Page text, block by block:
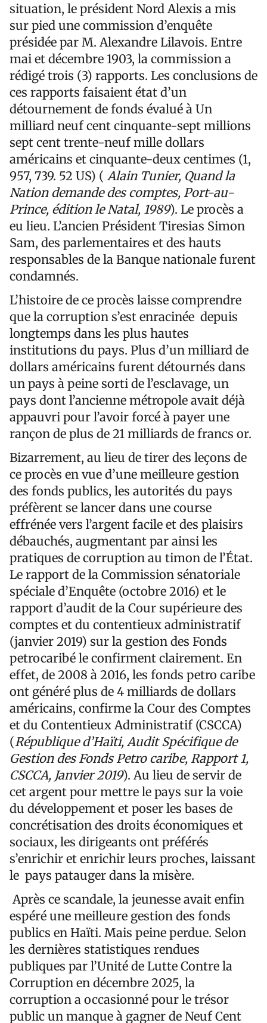
situation, le président Nord Alexis a mis
sur pied une commission d’enquête
présidée par M. Alexandre Lilavois. Entre
mai et décembre 1903, la commission a
rédigé trois (3) rapports. Les conclusions de
ces rapports faisaient état d’un
détournement de fonds évalué à Un
milliard neuf cent cinquante-sept millions
sept cent trente-neuf mille dollars
américains et cinquante-deux centimes (1,
957, 739. 52 US) ( Alain Tunier, Quand la
Nation demande des comptes, Port-au-
Prince, édition le Natal, 1989). Le procès a
eu lieu. L’ancien Président Tiresias Simon
Sam, des parlementaires et des hauts
responsables de la Banque nationale furent
condamnés.
L’histoire de ce procès laisse comprendre
que la corruption s’est enracinée depuis
longtemps dans les plus hautes
institutions du pays. Plus d’un milliard de
dollars américains furent détournés dans
un pays à peine sorti de l’esclavage, un
pays dont l’ancienne métropole avait déjà
appauvri pour l’avoir forcé à payer une
rançon de plus de 21 milliards de francs or.
Bizarrement, au lieu de tirer des leçons de
ce procès en vue d’une meilleure gestion
des fonds publics, les autorités du pays
préfèrent se lancer dans une course
effrénée vers l’argent facile et des plaisirs
débauchés, augmentant par ainsi les
pratiques de corruption au timon de l’État.
Le rapport de la Commission sénatoriale
spéciale d’Enquête (octobre 2016) et le
rapport d’audit de la Cour supérieure des
comptes et du contentieux administratif
(janvier 2019) sur la gestion des Fonds
petrocaribé le confirment clairement. En
effet, de 2008 à 2016, les fonds petro caribe
ont généré plus de 4 milliards de dollars
américains, confirme la Cour des Comptes
et du Contentieux Administratif (CSCCA)
(République d’Haïti, Audit Spécifique de
Gestion des Fonds Petro caribe, Rapport 1,
CSCCA, Janvier 2019). Au lieu de servir de
cet argent pour mettre le pays sur la voie
du développement et poser les bases de
concrétisation des droits économiques et
sociaux, les dirigeants ont préférés
s’enrichir et enrichir leurs proches, laissant
le pays patauger dans la misère.
Après ce scandale, la jeunesse avait enfin
espéré une meilleure gestion des fonds
publics en Haïti. Mais peine perdue. Selon
les dernières statistiques rendues
publiques par l’Unité de Lutte Contre la
Corruption en décembre 2025, la
corruption a occasionné pour le trésor
public un manque à gagner de Neuf Cent